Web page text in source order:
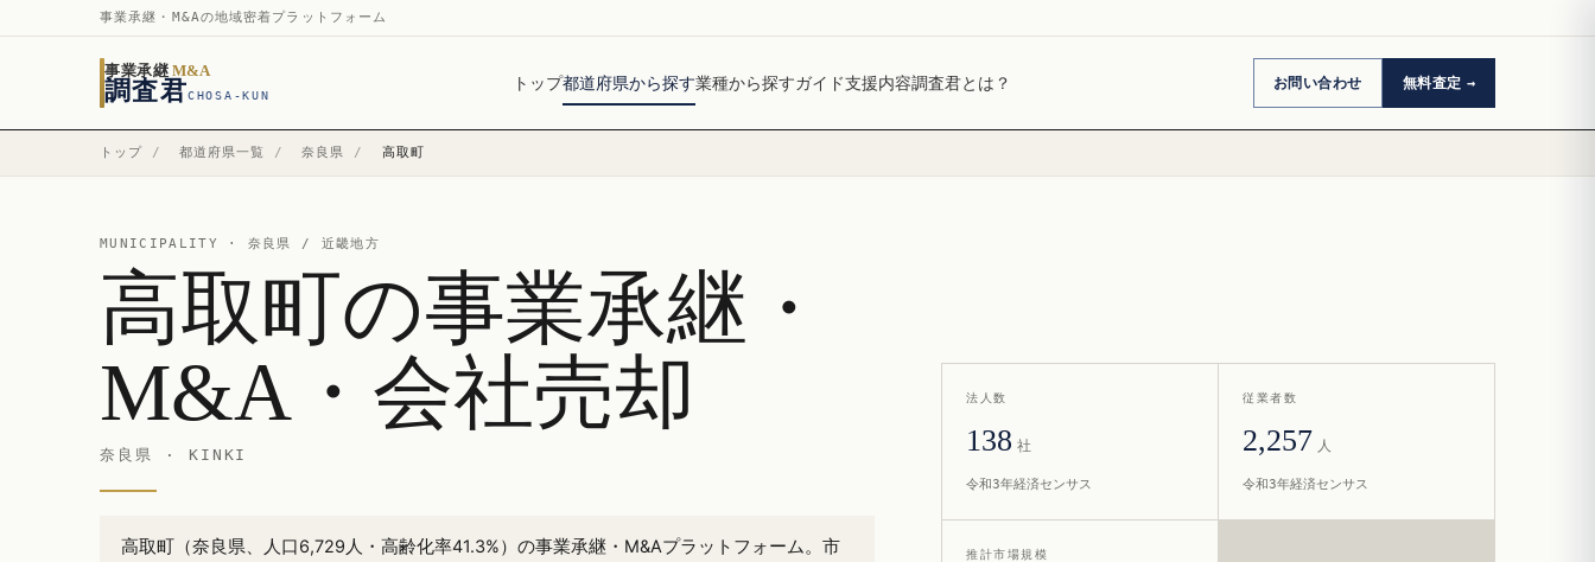
事業承継・M&Aの地域密着プラットフォーム
事業承継 M&A
調査君CHOSA-KUN
トップ都道府県から探す業種から探すガイド支援内容調査君とは？ お問い合わせ 無料査定
トップ / 都道府県一覧 / 奈良県 / 高取町
MUNICIPALITY · 奈良県 / 近畿地方
高取町の事業承継・
M&A・会社売却
奈良県 · KINKI
高取町（奈良県、人口6,729人・高齢化率41.3%）の事業承継・M&Aプラットフォーム。市
法人数
138 社
令和3年経済センサス
従業者数
2,257 人
令和3年経済センサス
推計市場規模